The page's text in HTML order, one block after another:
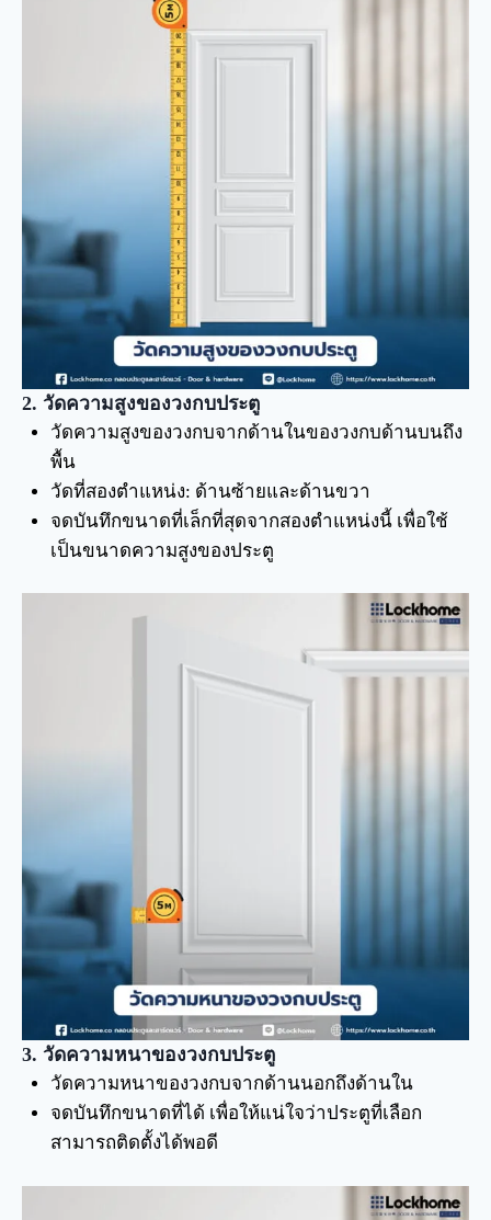
2. วัดความสูงของวงกบประตู
วัดความสูงของวงกบจากด้านในของวงกบด้านบนถึง
พื้น
วัดที่สองตำแหน่ง: ด้านซ้ายและด้านขวา
จดบันทึกขนาดที่เล็กที่สุดจากสองตำแหน่งนี้ เพื่อใช้
เป็นขนาดความสูงของประตู
3. วัดความหนาของวงกบประตู
วัดความหนาของวงกบจากด้านนอกถึงด้านใน
จดบันทึกขนาดที่ได้ เพื่อให้แน่ใจว่าประตูที่เลือก
สามารถติดตั้งได้พอดี